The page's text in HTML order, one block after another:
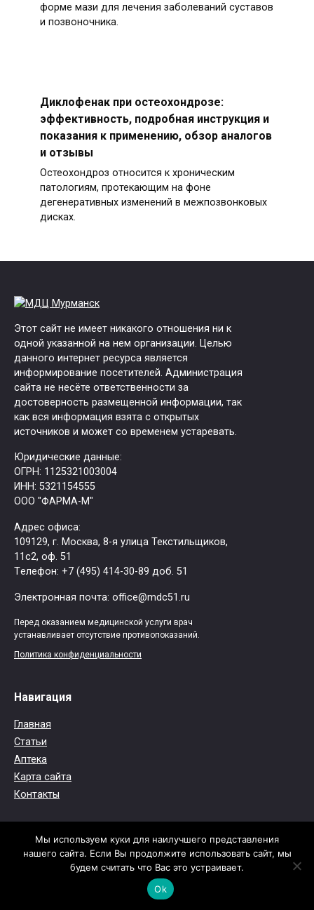
форме мази для лечения заболеваний суставов
и позвоночника.
Диклофенак при остеохондрозе:
эффективность, подробная инструкция и
показания к применению, обзор аналогов
и отзывы
Остеохондроз относится к хроническим
патологиям, протекающим на фоне
дегенеративных изменений в межпозвонковых
дисках.
Этот сайт не имеет никакого отношения ни к
одной указанной на нем организации. Целью
данного интернет ресурса является
информирование посетителей. Администрация
сайта не несёте ответственности за
достоверность размещенной информации, так
как вся информация взята с открытых
источников и может со временем устаревать.
Юридические данные:
ОГРН: 1125321003004
ИНН: 5321154555
ООО "ФАРМА-М"
Адрес офиса:
109129, г. Москва, ​8-я улица Текстильщиков,
11с2, оф. 51
Tелефон: +7 (495) 414-30-89 доб. 51
Электронная почта: office@mdc51.ru
Перед оказанием медицинской услуги врач
устанавливает отсутствие противопоказаний.
Политика конфиденциальности
Навигация
Главная
Статьи
Аптека
Карта сайта
Контакты
© 2026 Медико-диагностический центр (МДЦ) №51-
Информационный сайт.
Обращаем ваше внимание на то, что данный интернет-
сайт носит исключительно информационный характер.
Не занимайтесь самолечением. При первых признаках
Мы используем куки для наилучшего представления
нашего сайта. Если Вы продолжите использовать сайт, мы
будем считать что Вас это устраивает.
Ok